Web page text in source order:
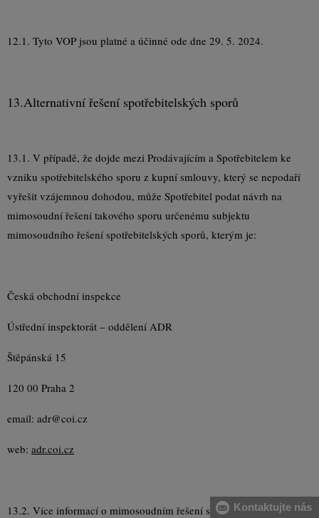
12.1. Tyto VOP jsou platné a účinné ode dne 29. 5. 2024.
13.Alternativní řešení spotřebitelských sporů
13.1. V případě, že dojde mezi Prodávajícím a Spotřebitelem ke
vzniku spotřebitelského sporu z kupní smlouvy, který se nepodaří
vyřešit vzájemnou dohodou, může Spotřebitel podat návrh na
mimosoudní řešení takového sporu určenému subjektu
mimosoudního řešení spotřebitelských sporů, kterým je:
Česká obchodní inspekce
Ústřední inspektorát – oddělení ADR
Štěpánská 15
120 00 Praha 2
email: adr@coi.cz
web: adr.coi.cz
13.2. Více informací o mimosoudním řešení sporů lze nalézt též na
Kontaktujte nás